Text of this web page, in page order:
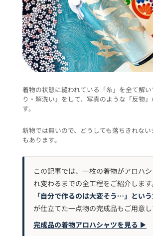
着物の状態に縫われている「糸」を全て解
り・解洗い」をして、写真のような「反物
す。
新物では無いので、どうしても落ちきれな
もあります。
この記事では、一枚の着物がアロハ
れ変わるまでの全工程をご紹介します
「自分で作るのは大変そう…」とい
が仕立てた一点物の完成品もご用意し
完成品の着物アロハシャツを見る ▶︎